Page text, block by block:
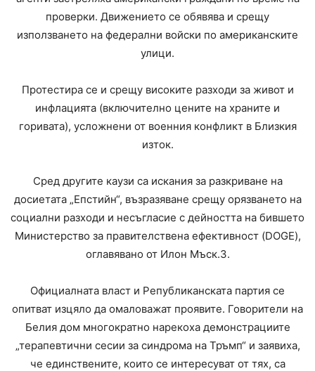
проверки. Движението се обявява и срещу
използването на федерални войски по американските
улици.
Протестира се и срещу високите разходи за живот и
инфлацията (включително цените на храните и
горивата), усложнени от военния конфликт в Близкия
изток.
Сред другите каузи са искания за разкриване на
досиетата „Епстийн“, възразяване срещу орязването на
социални разходи и несъгласие с дейността на бившето
Министерство за правителствена ефективност (DOGE),
оглавявано от Илон Мъск.3.
Официалната власт и Републиканската партия се
опитват изцяло да омаловажат проявите. Говорители на
Белия дом многократно нарекоха демонстрациите
„терапевтични сесии за синдрома на Тръмп“ и заявиха,
че единствените, които се интересуват от тях, са